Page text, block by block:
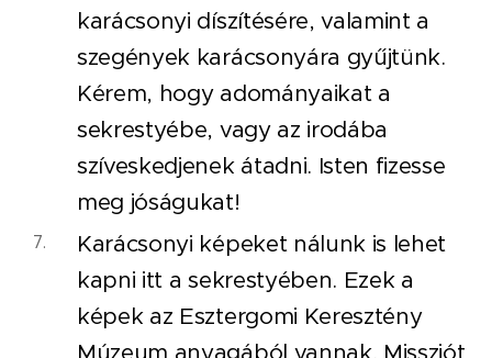
karácsonyi díszítésére, valamint a
szegények karácsonyára gyűjtünk.
Kérem, hogy adományaikat a
sekrestyébe, vagy az irodába
szíveskedjenek átadni. Isten fizesse
meg jóságukat!
Karácsonyi képeket nálunk is lehet
kapni itt a sekrestyében. Ezek a
képek az Esztergomi Keresztény